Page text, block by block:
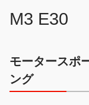
M3 E30
モータースポ
ング